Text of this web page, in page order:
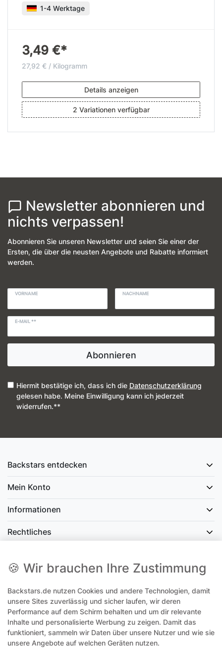
1-4 Werktage
3,49 €*
27,92 € / Kilogramm
Details anzeigen
2 Variationen verfügbar
Newsletter abonnieren und
nichts verpassen!
Abonnieren Sie unseren Newsletter und seien Sie einer der
Ersten, die über die neusten Angebote und Rabatte informiert
werden.
VORNAME NACHNAME
E-MAIL **
Abonnieren
Hiermit bestätige ich, dass ich die Daten­schutz­erklärung
gelesen habe. Meine Einwilligung kann ich jederzeit
widerrufen.**
Backstars entdecken
Mein Konto
Informationen
Rechtliches
office@backstars.de
Wir antworten Ihnen schnellstmöglich. An Sonn- und Feiertagen kann
es evtl. zu Verzögerungen kommen.
07306 306239¹
🍪 Wir brauchen Ihre Zustimmung
Backstars.de nutzen Cookies und andere Technologien, damit
unsere Sites zuverlässig und sicher laufen, wir deren
Performance auf dem Schirm behalten und um dir relevante
Inhalte und personalisierte Werbung zu zeigen. Damit das
funktioniert, sammeln wir Daten über unsere Nutzer und wie sie
unsere Angebote auf welchen Geräten nutzen.